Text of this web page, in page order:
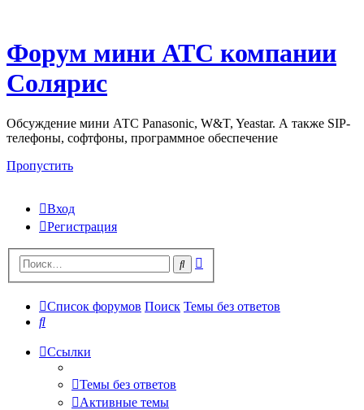
Форум мини АТС компании
Солярис
Обсуждение мини АТС Panasonic, W&T, Yeastar. А также SIP-
телефоны, софтфоны, программное обеспечение
Пропустить
Вход
Регистрация
Поиск
Список форумов Поиск Темы без ответов
Поиск
Ссылки
Темы без ответов
Активные темы